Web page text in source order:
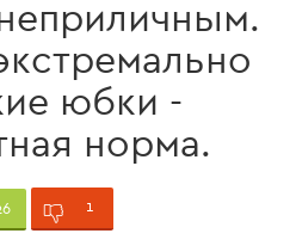
юбки -
норма.
1